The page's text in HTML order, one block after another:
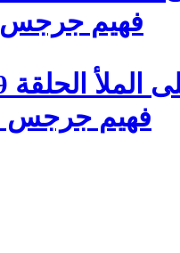
فهيم جرجس 10 ابريل 2024
فهيم جرجس 21 فبراير 2024